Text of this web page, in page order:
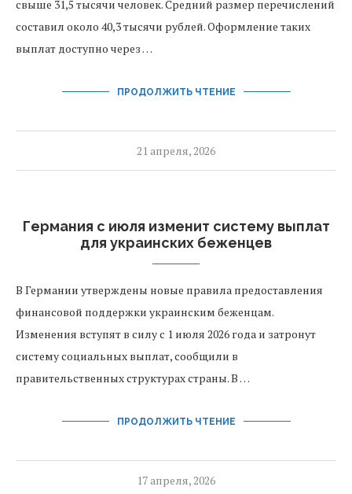
свыше 31,5 тысячи человек. Средний размер перечислений
составил около 40,3 тысячи рублей. Оформление таких
выплат доступно через …
ПРОДОЛЖИТЬ ЧТЕНИЕ
21 апреля, 2026
Германия с июля изменит систему выплат
для украинских беженцев
В Германии утверждены новые правила предоставления
финансовой поддержки украинским беженцам.
Изменения вступят в силу с 1 июля 2026 года и затронут
систему социальных выплат, сообщили в
правительственных структурах страны. В …
ПРОДОЛЖИТЬ ЧТЕНИЕ
17 апреля, 2026